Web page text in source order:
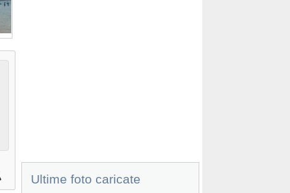
Ultime foto caricate